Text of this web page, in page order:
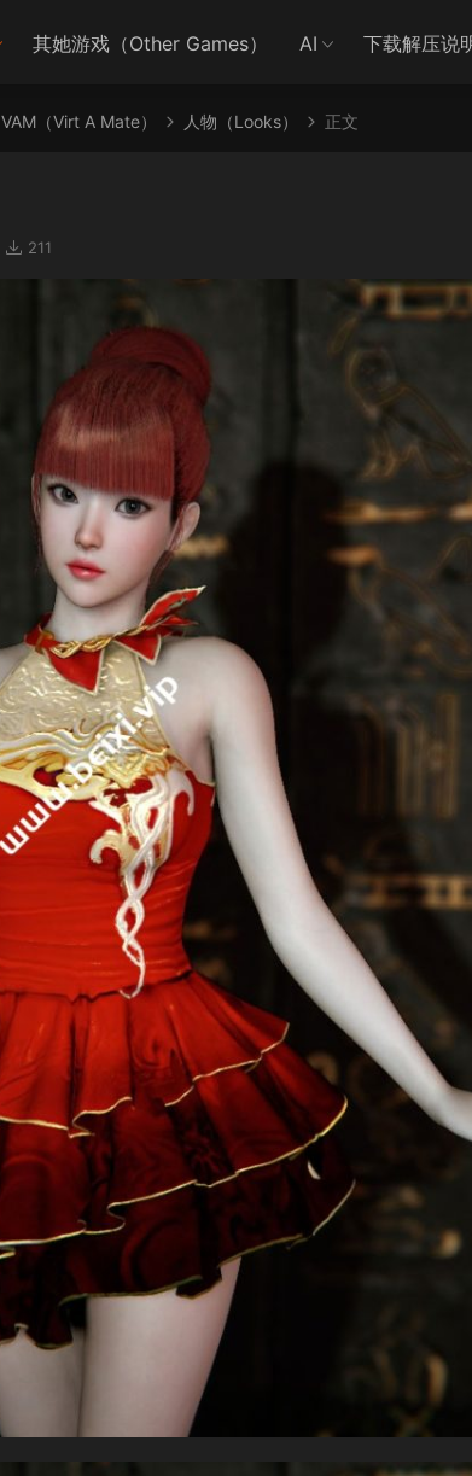
其她游戏（Other Games） AI 下载解压说
VAM（Virt A Mate） 人物（Looks） 正文
211